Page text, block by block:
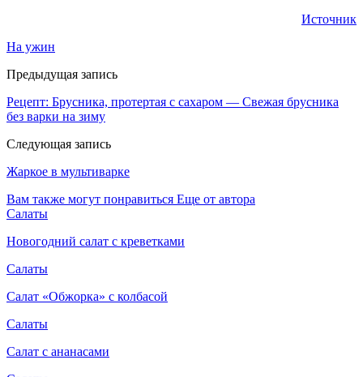
Источник
На ужин
Предыдущая запись
Рецепт: Брусника, протертая с сахаром — Свежая брусника
без варки на зиму
Следующая запись
Жаркое в мультиварке
Вам также могут понравиться Еще от автора
Салаты
Новогодний салат с креветками
Салаты
Салат «Обжорка» с колбасой
Салаты
Салат с ананасами